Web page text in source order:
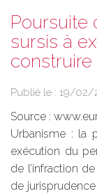
Poursuite
sursis à
construire
Publié le : 19/02/
Source :
Urbanisme : la
exécution du
de l’infraction
de